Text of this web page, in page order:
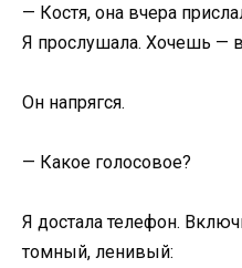
— Костя, она вчера
Я прослушала. Хочешь —
Он напрягся.
— Какое голосовое?
Я достала телефон.
томный, ленивый: